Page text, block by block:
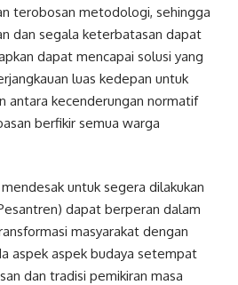
terobosan metodologi, sehingga
dan segala keterbatasan dapat
dapat mencapai solusi yang
luas kedepan untuk
antara kecenderungan normatif
berfikir semua warga
untuk segera dilakukan
dapat berperan dalam
masyarakat dengan
aspek aspek budaya setempat
dan tradisi pemikiran masa